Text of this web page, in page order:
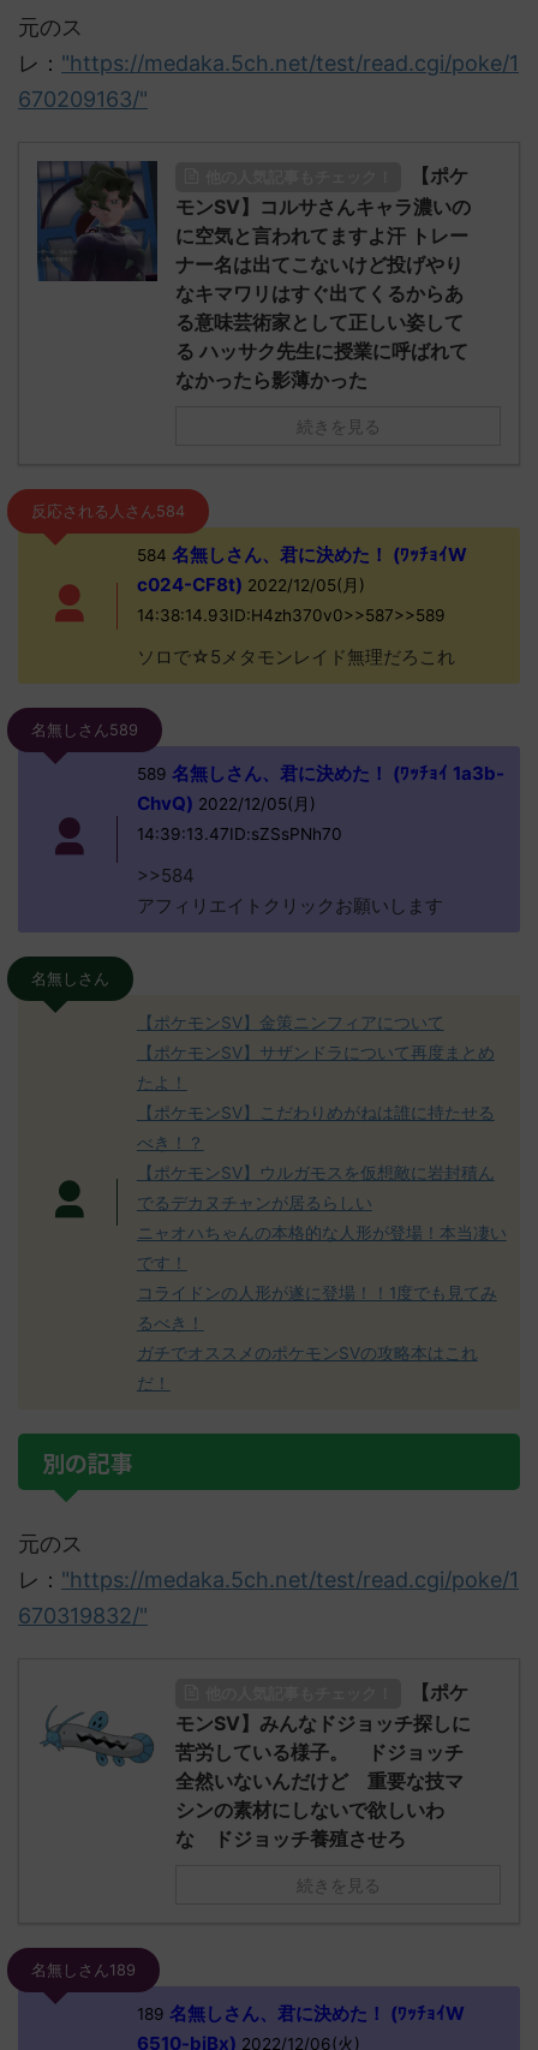
元のス
レ： "https://medaka.5ch.net/test/read.cgi/poke/1
670209163/"
【ポケ
モンSV】コルサさんキャラ濃いの
に空気と言われてますよ汗 トレー
ナー名は出てこないけど投げやり
なキマワリはすぐ出てくるからあ
る意味芸術家として正しい姿して
る ハッサク先生に授業に呼ばれて
なかったら影薄かった
続きを見る
反応される人さん584
584 名無しさん、君に決めた！ (ﾜｯﾁｮｲW
c024-CF8t) 2022/12/05(月)
14:38:14.93ID:H4zh370v0>>587>>589
ソロで☆5メタモンレイド無理だろこれ
名無しさん589
589 名無しさん、君に決めた！ (ﾜｯﾁｮｲ 1a3b-
ChvQ) 2022/12/05(月)
14:39:13.47ID:sZSsPNh70
>>584
アフィリエイトクリックお願いします
名無しさん
【ポケモンSV】金策ニンフィアについて
【ポケモンSV】サザンドラについて再度まとめ
たよ！
【ポケモンSV】こだわりめがねは誰に持たせる
べき！？
【ポケモンSV】ウルガモスを仮想敵に岩封積ん
でるデカヌチャンが居るらしい
ニャオハちゃんの本格的な人形が登場！本当凄い
です！
コライドンの人形が遂に登場！！1度でも見てみ
るべき！
ガチでオススメのポケモンSVの攻略本はこれ
だ！
別の記事
元のス
レ： "https://medaka.5ch.net/test/read.cgi/poke/1
670319832/"
【ポケ
モンSV】みんなドジョッチ探しに
苦労している様子。 ドジョッチ
全然いないんだけど 重要な技マ
シンの素材にしないで欲しいわ
な ドジョッチ養殖させろ
続きを見る
名無しさん189
189 名無しさん、君に決めた！ (ﾜｯﾁｮｲW
6510-biBx) 2022/12/06(火)